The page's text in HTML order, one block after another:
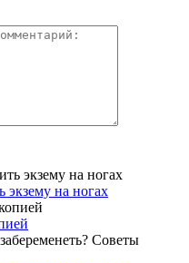
экзему на ногах